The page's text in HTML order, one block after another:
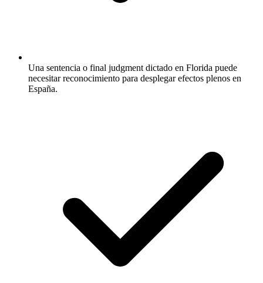
Una sentencia o final judgment dictado en Florida puede
necesitar reconocimiento para desplegar efectos plenos en
España.